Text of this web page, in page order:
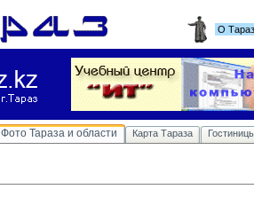
О
Фото Тараза и области Карта Тараза